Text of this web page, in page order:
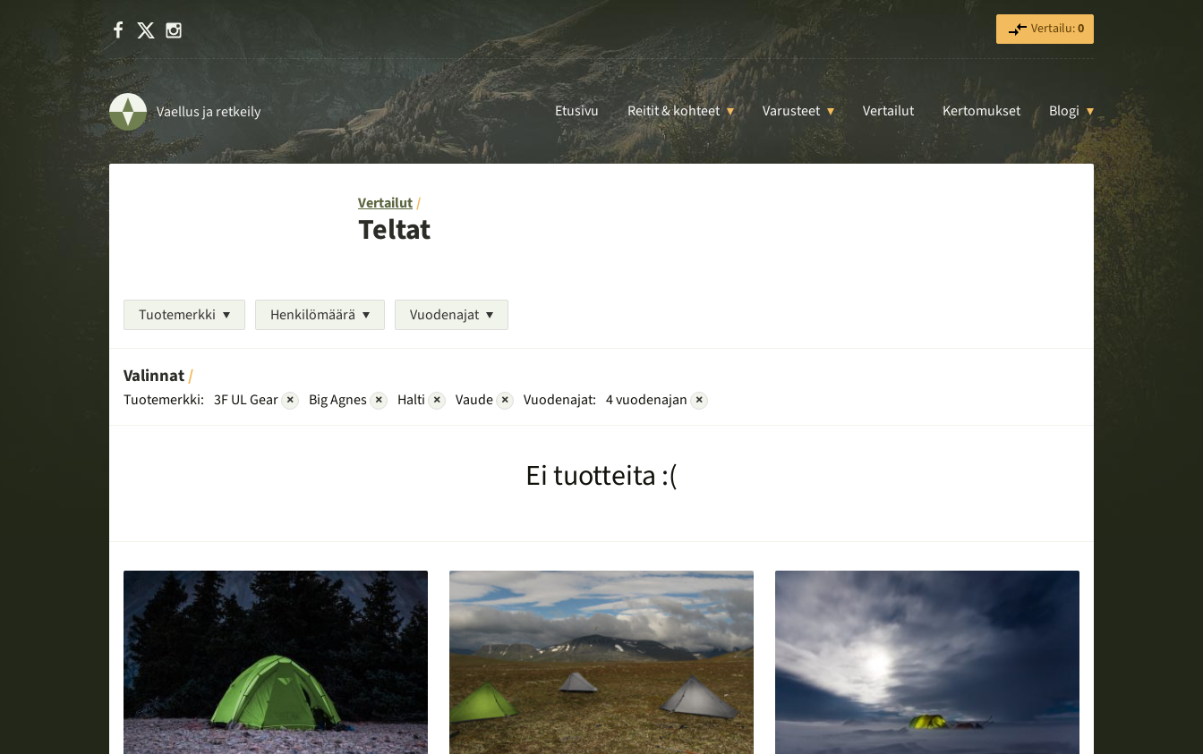
Facebook Vertailu:0
Vaellus ja retkeily Etusivu Reitit & kohteet Varusteet Vertailut Kertomukset Blogi
Vertailut
Teltat
Tuotemerkki Henkilömäärä Vuodenajat
Valinnat
Tuotemerkki: 3F UL Gear × Big Agnes × Halti × Vaude × Vuodenajat: 4 vuodenajan ×
Ei tuotteita :(